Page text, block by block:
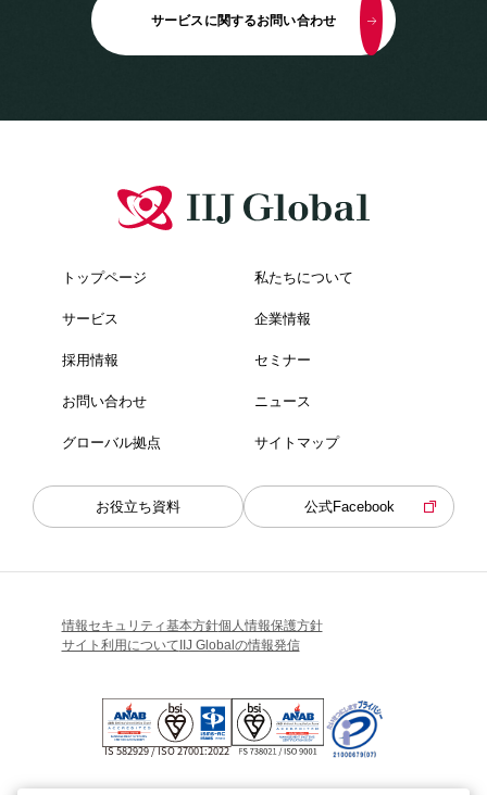
サービスに関するお問い合わせ
トップページ 私たちについて
サービス 企業情報
採用情報 セミナー
お問い合わせ ニュース
グローバル拠点 サイトマップ
お役立ち資料 公式Facebook
情報セキュリティ基本方針個人情報保護方針
サイト利用について IIJ Globalの情報発信